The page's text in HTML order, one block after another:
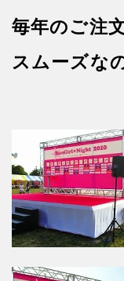
毎年のご注
スムーズな